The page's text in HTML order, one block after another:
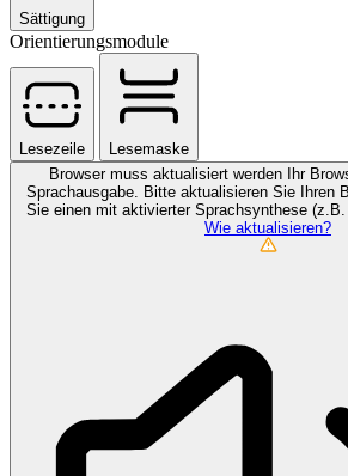
Sättigung
Orientierungsmodule
Lesezeile
Lesemaske
Browser muss aktualisiert werden
Ihr
Sprachausgabe. Bitte aktualisieren Sie Ihren
Sie einen mit aktivierter Sprachsynthese (z.B.
Wie aktualisieren?